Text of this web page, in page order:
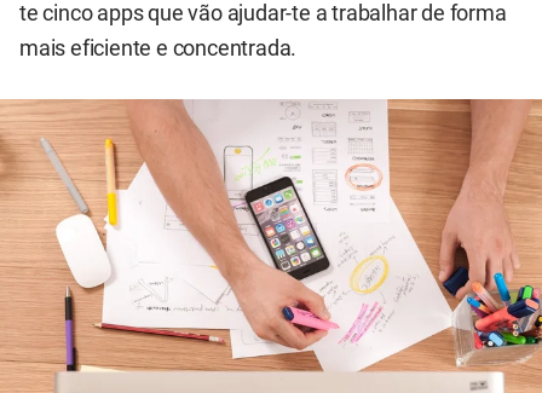
te cinco apps que vão ajudar-te a trabalhar de forma
mais eficiente e concentrada.